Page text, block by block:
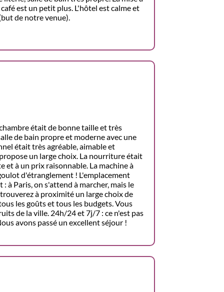
est un petit plus. L'hôtel est calme et
de notre venue).
était de bonne taille et très
de bain propre et moderne avec une
était très agréable, aimable et
un large choix. La nourriture était
et à un prix raisonnable. La machine à
d'étranglement ! L'emplacement
à Paris, on s'attend à marcher, mais le
à proximité un large choix de
les goûts et tous les budgets. Vous
de la ville. 24h/24 et 7j/7 : ce n'est pas
avons passé un excellent séjour !